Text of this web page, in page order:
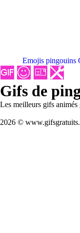
Emojis pingouins
Gifs de
Les meilleurs gifs animés
2026 ©